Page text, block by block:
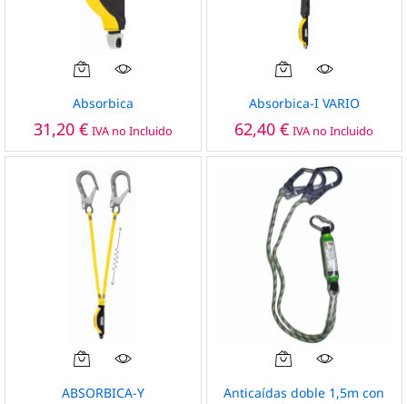
Absorbica
31,20 € IVA no Incluido
Absorbica-I VARIO
62,40€ IVA no Incluido
Este
producto
ABSORBICA-Y
Anticaídas doble 1,5m con